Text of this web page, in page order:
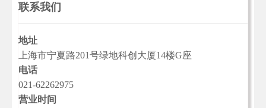
联系我们
地址
上海市宁夏路201号绿地科创大厦14楼G座
电话
021-62262975
营业时间